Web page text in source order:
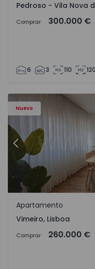
Pedroso - Vila Nova
Comprar 300.000 €
6 3 110 120
Nuevo
Apartamento T1
Anterior
Vimeiro, Lisboa
Apartamento
Vimeiro, Lisboa
Comprar 260.000 €